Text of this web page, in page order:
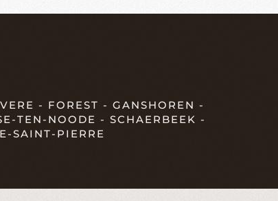
- FOREST - GANSHOREN -
TEN-NOODE - SCHAERBEEK -
SAINT-PIERRE